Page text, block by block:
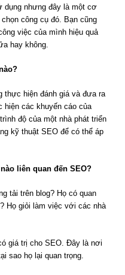
dụng nhưng đây là một cơ
công cụ đó. Bạn cũng
việc của mình hiệu quả
hay không.
thực hiện đánh giá và đưa ra
hiện các khuyến cáo của
độ của một nhà phát triển
kỹ thuật SEO để có thể áp
liên quan đến SEO?
tải trên blog? Họ có quan
Họ giỏi làm việc với các nhà
giá trị cho SEO. Đây là nơi
sao họ lại quan trọng.